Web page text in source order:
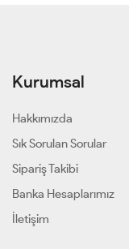
Kurumsal
Hakkımızda
Sık Sorulan Sorular
Sipariş Takibi
Banka Hesaplarımız
İletişim